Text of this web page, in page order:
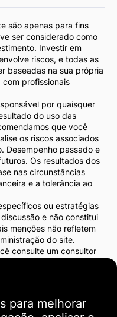
para melhorar
são apenas para fins
ser considerado como
Investir em
riscos, e todas as
baseadas na sua própria
profissionais
por quaisquer
do uso das
que você
os riscos associados
Desempenho passado e
Os resultados dos
nas circunstâncias
e a tolerância ao
ou estratégias
e não constitui
menções não refletem
do site.
consulte um consultor
pelas suas ações de
a elas.
ou danos diretos